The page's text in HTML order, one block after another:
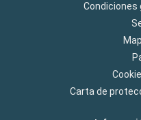
Condiciones
Carta de